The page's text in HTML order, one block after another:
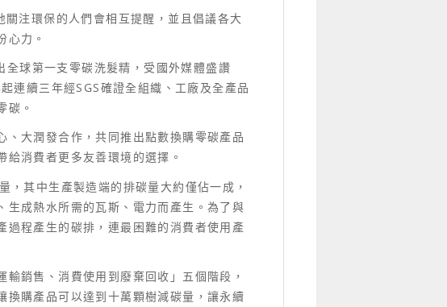
注環保的人們會相互提醒，並且倡議各大
心力。
球第一支零碳洗髮精，受國外媒體盛讚
連續三年經SGS確證全組織、工廠及全產品
碳。
大潤發合作，共同推出點數換購零碳產品
消費者更多友善環境的選擇。
其中生產製造端的排碳量大約僅佔一成，
成熱水所需的瓦斯、電力而產生。為了與
程產生的碳排，連最困難的消費者使用產
銷售、消費使用到廢棄回收」五個階段，
購產品可以達到十萬顆樹減碳量，讓永續